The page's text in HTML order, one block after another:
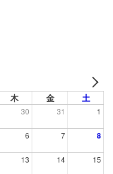
木 金 土
30 31 1
6 7 8
13 14 15